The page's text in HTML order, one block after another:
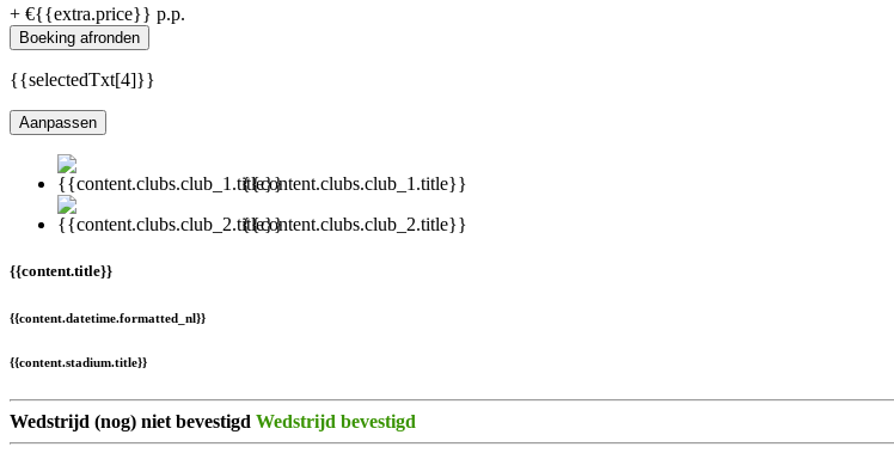
+ €{{extra.price}} p.p.
Boeking afronden
{{selectedTxt[4]}}
Aanpassen
{{content.clubs.club_1.title}}
{{content.clubs.club_2.title}}
{{content.title}}
{{content.datetime.formatted_nl}}
{{content.stadium.title}}
Wedstrijd (nog) niet bevestigd Wedstrijd bevestigd